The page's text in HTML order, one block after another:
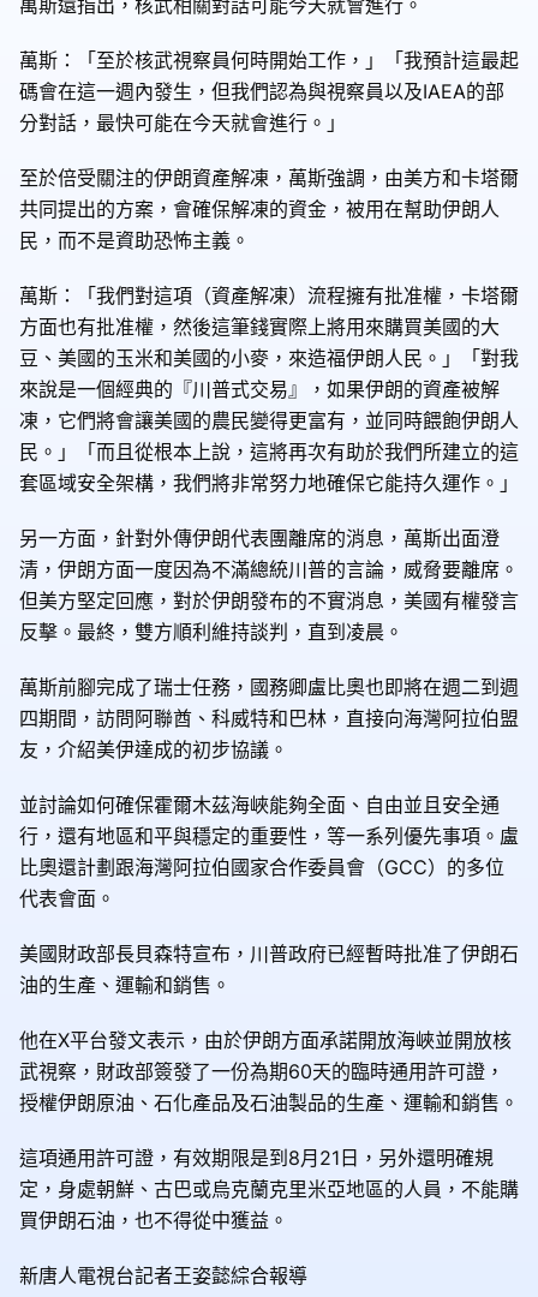
萬斯：「至於核武視察員何時開始工作，」「我預計這最起
碼會在這一週內發生，但我們認為與視察員以及IAEA的部
分對話，最快可能在今天就會進行。」
至於倍受關注的伊朗資產解凍，萬斯強調，由美方和卡塔爾
共同提出的方案，會確保解凍的資金，被用在幫助伊朗人
民，而不是資助恐怖主義。
萬斯：「我們對這項（資產解凍）流程擁有批准權，卡塔爾
方面也有批准權，然後這筆錢實際上將用來購買美國的大
豆、美國的玉米和美國的小麥，來造福伊朗人民。」「對我
來說是一個經典的『川普式交易』，如果伊朗的資產被解
凍，它們將會讓美國的農民變得更富有，並同時餵飽伊朗人
民。」「而且從根本上說，這將再次有助於我們所建立的這
套區域安全架構，我們將非常努力地確保它能持久運作。」
另一方面，針對外傳伊朗代表團離席的消息，萬斯出面澄
清，伊朗方面一度因為不滿總統川普的言論，威脅要離席。
但美方堅定回應，對於伊朗發布的不實消息，美國有權發言
反擊。最終，雙方順利維持談判，直到凌晨。
萬斯前腳完成了瑞士任務，國務卿盧比奧也即將在週二到週
四期間，訪問阿聯酋、科威特和巴林，直接向海灣阿拉伯盟
友，介紹美伊達成的初步協議。
並討論如何確保霍爾木茲海峽能夠全面、自由並且安全通
行，還有地區和平與穩定的重要性，等一系列優先事項。盧
比奧還計劃跟海灣阿拉伯國家合作委員會（GCC）的多位
代表會面。
美國財政部長貝森特宣布，川普政府已經暫時批准了伊朗石
油的生產、運輸和銷售。
他在X平台發文表示，由於伊朗方面承諾開放海峽並開放核
武視察，財政部簽發了一份為期60天的臨時通用許可證，
授權伊朗原油、石化產品及石油製品的生產、運輸和銷售。
這項通用許可證，有效期限是到8月21日，另外還明確規
定，身處朝鮮、古巴或烏克蘭克里米亞地區的人員，不能購
買伊朗石油，也不得從中獲益。
新唐人電視台記者王姿懿綜合報導